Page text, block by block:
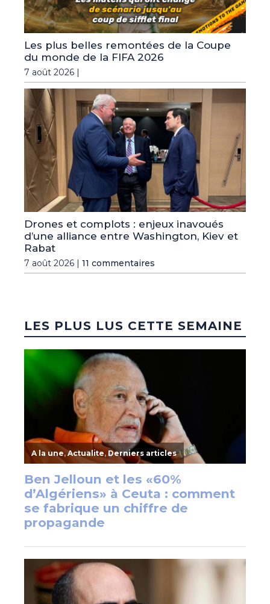
Les plus belles remontées de la Coupe
du monde de la FIFA 2026
7 août 2026 |
Drones et complots : enjeux inavoués
d’une alliance entre Washington, Kiev et
Rabat
7 août 2026 | 11 commentaires
LES PLUS LUS CETTE SEMAINE